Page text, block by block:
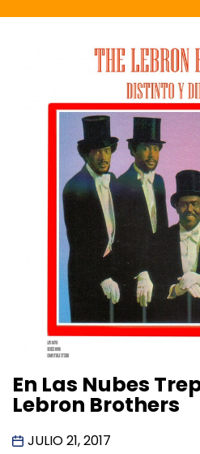
En Las Nubes
Lebron Brothers
JULIO 21, 2017